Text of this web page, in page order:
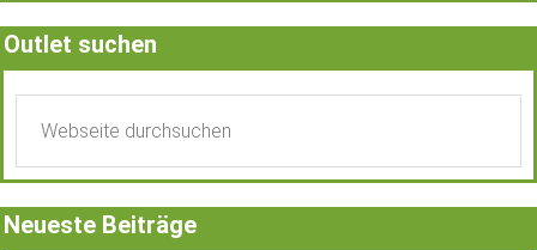
Outlet suchen
Neueste Beiträge